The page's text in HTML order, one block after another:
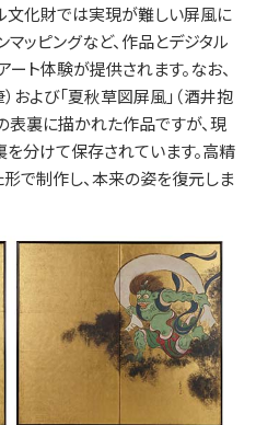
文化財では実現が難しい屏風に
ッピングなど、作品とデジタル
ト体験が提供されます。なお、
および「夏秋草図屏風」（酒井抱
表裏に描かれた作品ですが、現
分けて保存されています。高精
で制作し、本来の姿を復元しま